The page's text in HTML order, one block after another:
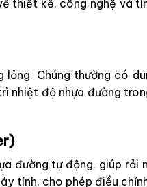
thiết kế, công nghệ và
Chúng thường có
độ nhựa đường
đường tự động, giúp
tính, cho phép điều